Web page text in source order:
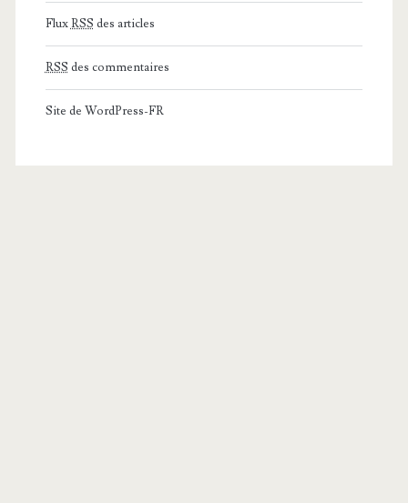
FluxRSS des articles
RSS des commentaires
Site de WordPress-FR